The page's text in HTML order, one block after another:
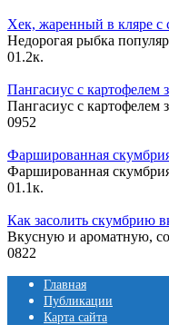
Хек, жаренный в кляре с
Недорогая рыбка
01.2к.
Пангасиус с картофелем
Пангасиус с
0952
Фаршированная
Фаршированная
01.1к.
Как засолить скумбрию
Вкусную и ароматную,
0822
Главная
Публикации
Карта сайта